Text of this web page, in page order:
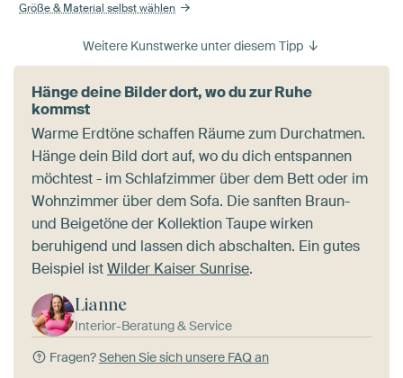
Größe & Material selbst wählen
Weitere Kunstwerke unter diesem Tipp
Hänge deine Bilder dort, wo du zur Ruhe
kommst
Warme Erdtöne schaffen Räume zum Durchatmen.
Hänge dein Bild dort auf, wo du dich entspannen
möchtest - im Schlafzimmer über dem Bett oder im
Wohnzimmer über dem Sofa. Die sanften Braun-
und Beigetöne der Kollektion Taupe wirken
beruhigend und lassen dich abschalten. Ein gutes
Beispiel istWilder Kaiser Sunrise.
Lianne
Interior-Beratung & Service
Fragen?Sehen Sie sich unsere FAQ an